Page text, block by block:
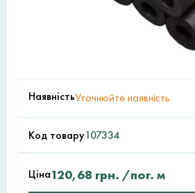
НаявністьУточнюйте наявність
Код товару107334
Ціна120,68 грн. /пог. м